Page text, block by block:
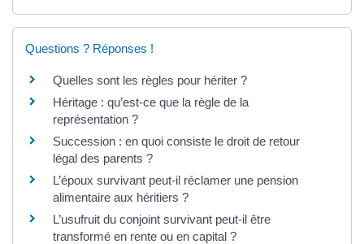
Questions ? Réponses !
Quelles sont les règles pour hériter ?
Héritage : qu’est-ce que la règle de la
représentation ?
Succession : en quoi consiste le droit de retour
légal des parents ?
L’époux survivant peut-il réclamer une pension
alimentaire aux héritiers ?
L’usufruit du conjoint survivant peut-il être
transformé en rente ou en capital ?